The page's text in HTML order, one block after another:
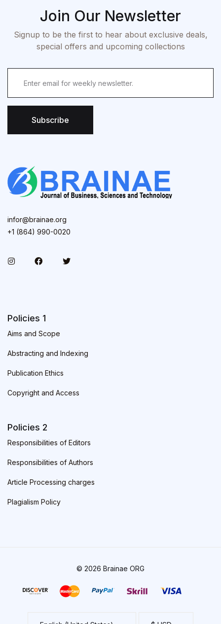
Join Our Newsletter
Signup to be the first to hear about exclusive deals,
special offers and upcoming collections
Subscribe
infor@brainae.org
+1 (864) 990-0020
Policies 1
Aims and Scope
Abstracting and Indexing
Publication Ethics
Copyright and Access
Policies 2
Responsibilities of Editors
Responsibilities of Authors
Article Processing charges
Plagialism Policy
© 2026 Brainae ORG